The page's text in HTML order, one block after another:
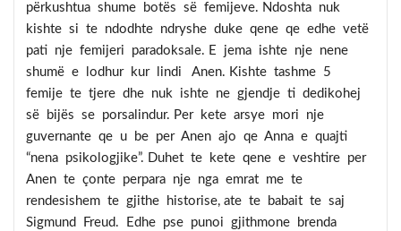
përkushtua shume botës së femijeve. Ndoshta nuk
kishte si te ndodhte ndryshe duke qene qe edhe vetë
pati nje femijeri paradoksale. E jema ishte nje nene
shumë e lodhur kur lindi Anen. Kishte tashme 5
femije te tjere dhe nuk ishte ne gjendje ti dedikohej
së bijës se porsalindur. Per kete arsye mori nje
guvernante qe u be per Anen ajo qe Anna e quajti
“nena psikologjike”. Duhet te kete qene e veshtire per
Anen te çonte perpara nje nga emrat me te
rendesishem te gjithe historise, ate te babait te saj
Sigmund Freud. Edhe pse punoi gjithmone brenda